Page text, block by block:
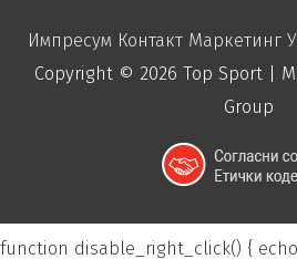
Импресум Контакт Маркетинг
Copyright © 2026 Top Sport|
Group
function disable_right_click() {